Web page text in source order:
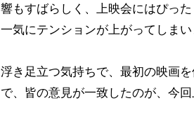
響もすばらしく、上映会にはぴった
一気にテンションが上がってしまい
浮き足立つ気持ちで、最初の映画
で、皆の意見が一致したのが、今